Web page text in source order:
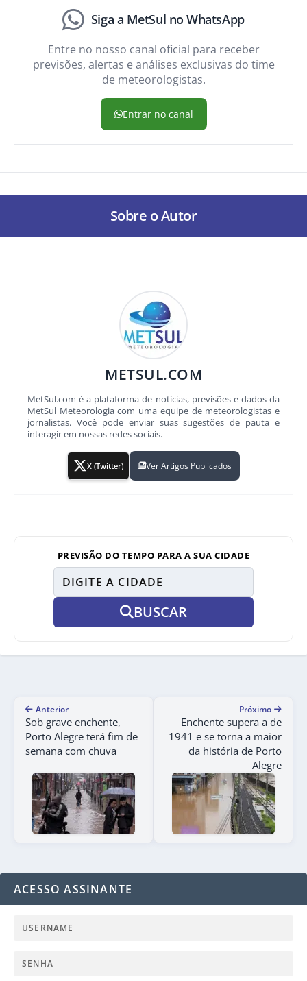
Siga a MetSul no WhatsApp
Entre no nosso canal oficial para receber
previsões, alertas e análises exclusivas do time
de meteorologistas.
Entrar no canal
Sobre o Autor
METSUL.COM
MetSul.com é a plataforma de notícias, previsões e dados da
MetSul Meteorologia com uma equipe de meteorologistas e
jornalistas. Você pode enviar suas sugestões de pauta e
interagir em nossas redes sociais.
X (Twitter) Ver Artigos Publicados
PREVISÃO DO TEMPO PARA A SUA CIDADE
BUSCAR
Anterior
Sob grave enchente,
Porto Alegre terá fim de
semana com chuva
Próximo
Enchente supera a de
1941 e se torna a maior
da história de Porto
Alegre
ACESSO ASSINANTE